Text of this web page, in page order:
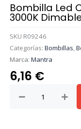
Bombilla Led
3000K
SKU R09246
Categorías: Bombillas,
Marca: Mantra
6,16 €
Led